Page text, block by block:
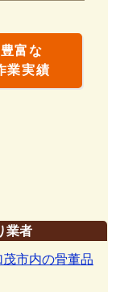
豊富な
業実績
業者
茂市内の骨董品